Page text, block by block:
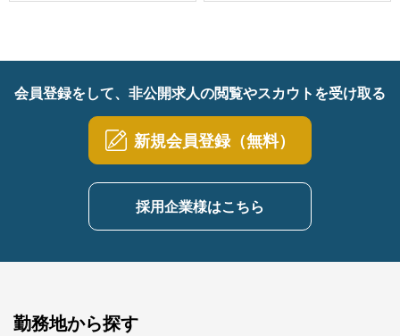
会員登録をして、非公開求人の閲覧やスカウトを受け取る
新規会員登録（無料）
採用企業様はこちら
勤務地から探す